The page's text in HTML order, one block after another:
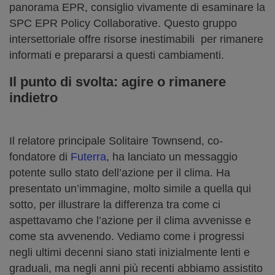
panorama EPR, consiglio vivamente di esaminare la
SPC EPR Policy Collaborative. Questo gruppo
intersettoriale offre risorse inestimabili per rimanere
informati e prepararsi a questi cambiamenti.
Il punto di svolta: agire o rimanere
indietro
Il relatore principale Solitaire Townsend, co-
fondatore di Futerra, ha lanciato un messaggio
potente sullo stato dell’azione per il clima. Ha
presentato un’immagine, molto simile a quella qui
sotto, per illustrare la differenza tra come ci
aspettavamo che l’azione per il clima avvenisse e
come sta avvenendo. Vediamo come i progressi
negli ultimi decenni siano stati inizialmente lenti e
graduali, ma negli anni più recenti abbiamo assistito